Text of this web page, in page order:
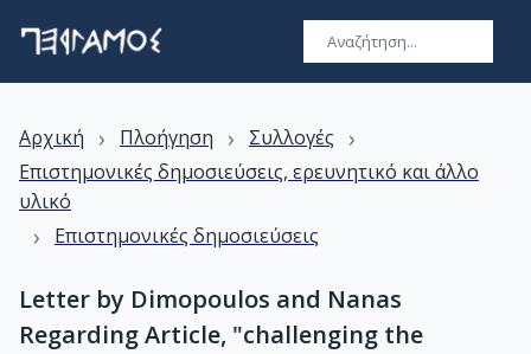
Αρχική › Πλοήγηση › Συλλογές ›
Επιστημονικές δημοσιεύσεις, ερευνητικό και άλλο
υλικό
› Επιστημονικές δημοσιεύσεις
Letter by Dimopoulos and Nanas
Regarding Article, "challenging the